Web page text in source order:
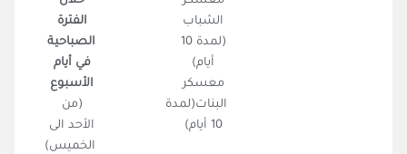
الشباب
(لمدة 10
معسكر
البنات(لمدة
الصباحية
في أيام
الأسبوع
الأحد الى
الخميس)